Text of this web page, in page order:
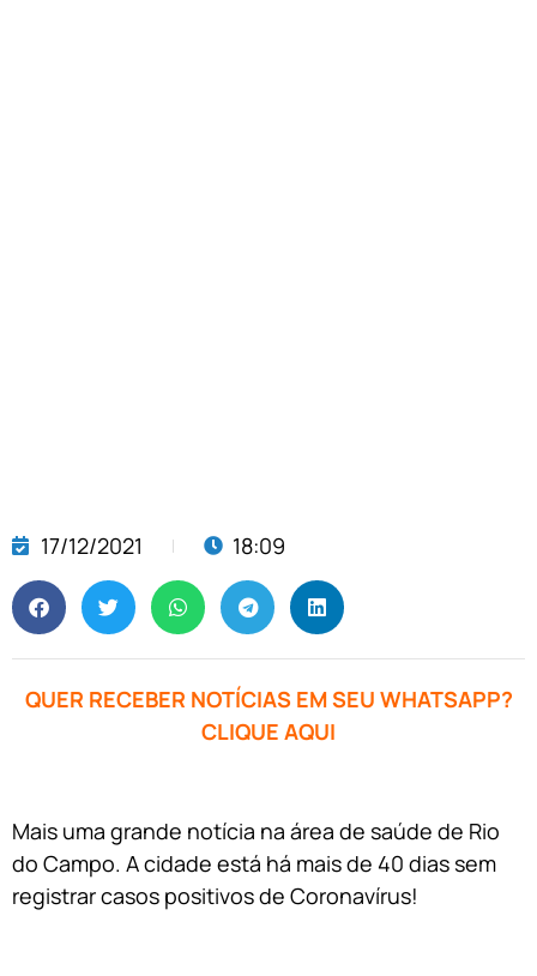
17/12/2021 18:09
QUER RECEBER NOTÍCIAS EM SEU WHATSAPP?
CLIQUE AQUI
Mais uma grande notícia na área de saúde de Rio
do Campo. A cidade está há mais de 40 dias sem
registrar casos positivos de Coronavírus!